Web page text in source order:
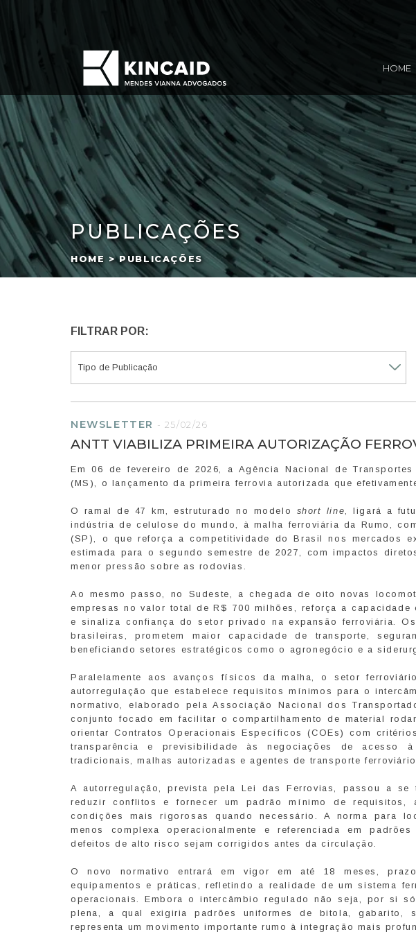
HOME
PUBLICAÇÕES
HOME > PUBLICAÇÕES
FILTRAR POR:
NEWSLETTER - 25/02/26
ANTT VIABILIZA PRIMEIRA AUTORIZAÇÃO
Em 06 de fevereiro de 2026, a Agência Nacional de Transportes
(MS), o lançamento da primeira ferrovia autorizada que
O ramal de 47 km, estruturado no modelo short line, ligará a
indústria de celulose do mundo, à malha ferroviária da Rumo,
(SP), o que reforça a competitividade do Brasil nos mercados
estimada para o segundo semestre de 2027, com impactos
menor pressão sobre as rodovias.
Ao mesmo passo, no Sudeste, a chegada de oito novas
empresas no valor total de R$ 700 milhões, reforça a capacidade
e sinaliza confiança do setor privado na expansão ferroviária.
brasileiras, prometem maior capacidade de transporte,
beneficiando setores estratégicos como o agronegócio e a
Paralelamente aos avanços físicos da malha, o setor
autorregulação que estabelece requisitos mínimos para o
normativo, elaborado pela Associação Nacional dos
conjunto focado em facilitar o compartilhamento de material
orientar Contratos Operacionais Específicos (COEs) com
transparência e previsibilidade às negociações de acesso à
tradicionais, malhas autorizadas e agentes de transporte
A autorregulação, prevista pela Lei das Ferrovias, passou a se
reduzir conflitos e fornecer um padrão mínimo de requisitos,
condições mais rigorosas quando necessário. A norma para
menos complexa operacionalmente e referenciada em
defeitos de alto risco sejam corrigidos antes da circulação.
O novo normativo entrará em vigor em até 18 meses,
equipamentos e práticas, refletindo a realidade de um sistema
operacionais. Embora o intercâmbio regulado não seja, por si
plena, a qual exigiria padrões uniformes de bitola, gabarito,
representa um movimento importante rumo à integração mais